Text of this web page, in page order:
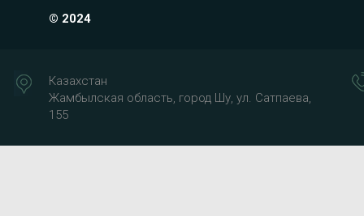
© 2024
Казахстан
Жамбылская область, город Шу, ул. Сатпаева,
155